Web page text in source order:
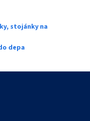
stojánky na
depa